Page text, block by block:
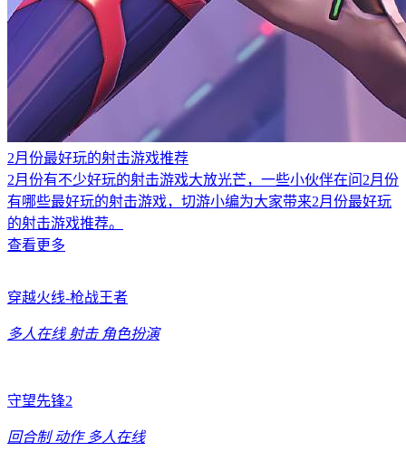
2月份最好玩的射击游戏推荐
2月份有不少好玩的射击游戏大放光芒，一些小伙伴在问2月份
有哪些最好玩的射击游戏，切游小编为大家带来2月份最好玩
的射击游戏推荐。
查看更多
穿越火线-枪战王者
多人在线 射击 角色扮演
守望先锋2
回合制 动作 多人在线